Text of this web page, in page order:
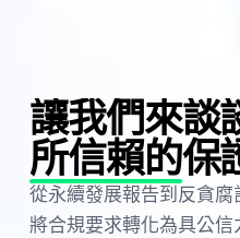
讓我們來談
所信賴的保
從永續發展報告到反貪
將合規要求轉化為具公